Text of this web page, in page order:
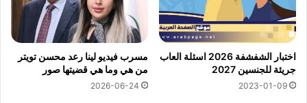
اختبار الشفشفة 2026 اسئلة العاب
جريئة للجنسين 2027
2023-01-09
مسرب فيديو لينا رعد محسن تويتر
من هي وما هي قضيتها صور
2026-06-24